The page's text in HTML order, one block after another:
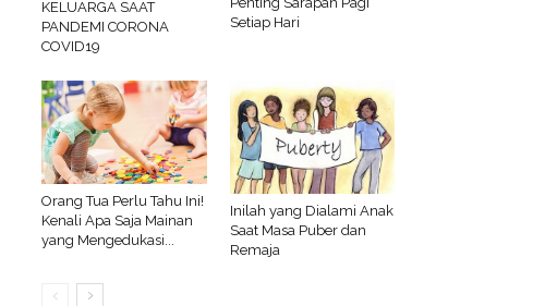
KELUARGA SAAT
PANDEMI CORONA
COVID19
Setiap Hari
Orang Tua Perlu Tahu Ini!
Kenali Apa Saja Mainan
yang Mengedukasi...
Inilah yang Dialami Anak
Saat Masa Puber dan
Remaja